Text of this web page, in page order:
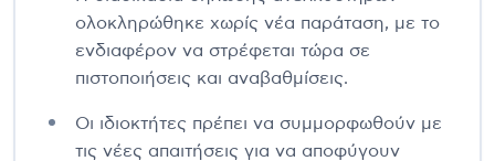
ολοκληρώθηκε χωρίς νέα παράταση, με το
ενδιαφέρον να στρέφεται τώρα σε
πιστοποιήσεις και αναβαθμίσεις.
Οι ιδιοκτήτες πρέπει να συμμορφωθούν με
τις νέες απαιτήσεις για να αποφύγουν